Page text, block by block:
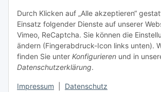
Durch Klicken auf „Alle akzeptieren“
Einsatz folgender Dienste auf unserer
Vimeo, ReCaptcha. Sie können die
ändern (Fingerabdruck-Icon links unten).
finden Sie unter Konfigurieren und in
Datenschutzerklärung.
Impressum Datenschutz
Informationen
Unsere Spezialshops